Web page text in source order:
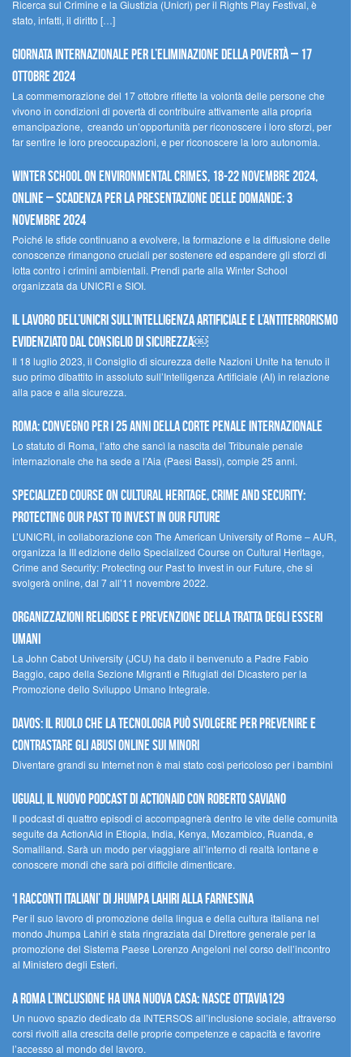
Ricerca sul Crimine e la Giustizia (Unicri) per il Rights Play Festival, è
stato, infatti, il diritto […]
Giornata internazionale per l’eliminazione della povertà – 17
ottobre 2024
La commemorazione del 17 ottobre riflette la volontà delle persone che
vivono in condizioni di povertà di contribuire attivamente alla propria
emancipazione, creando un’opportunità per riconoscere i loro sforzi, per
far sentire le loro preoccupazioni, e per riconoscere la loro autonomia.
Winter School on Environmental Crimes, 18-22 novembre 2024,
Online – Scadenza per la presentazione delle domande: 3
novembre 2024
Poiché le sfide continuano a evolvere, la formazione e la diffusione delle
conoscenze rimangono cruciali per sostenere ed espandere gli sforzi di
lotta contro i crimini ambientali. Prendi parte alla Winter School
organizzata da UNICRI e SIOI.
Il lavoro dell’UNICRI sull’intelligenza artificiale e l’antiterrorismo
evidenziato dal Consiglio di Sicurezza￼
Il 18 luglio 2023, il Consiglio di sicurezza delle Nazioni Unite ha tenuto il
suo primo dibattito in assoluto sull’Intelligenza Artificiale (AI) in relazione
alla pace e alla sicurezza.
Roma: convegno per i 25 anni della Corte penale internazionale
Lo statuto di Roma, l’atto che sancì la nascita del Tribunale penale
internazionale che ha sede a l’Aia (Paesi Bassi), compie 25 anni.
Specialized Course on Cultural Heritage, Crime and Security:
Protecting our Past to Invest in our Future
L’UNICRI, in collaborazione con The American University of Rome – AUR,
organizza la III edizione dello Specialized Course on Cultural Heritage,
Crime and Security: Protecting our Past to Invest in our Future, che si
svolgerà online, dal 7 all’11 novembre 2022.
Organizzazioni religiose e prevenzione della tratta degli esseri
umani
La John Cabot University (JCU) ha dato il benvenuto a Padre Fabio
Baggio, capo della Sezione Migranti e Rifugiati del Dicastero per la
Promozione dello Sviluppo Umano Integrale.
Davos: il ruolo che la tecnologia può svolgere per prevenire e
contrastare gli abusi online sui minori
Diventare grandi su Internet non è mai stato così pericoloso per i bambini
UGUALI, il nuovo podcast di ACTIONAID con Roberto Saviano
Il podcast di quattro episodi ci accompagnerà dentro le vite delle comunità
seguite da ActionAid in Etiopia, India, Kenya, Mozambico, Ruanda, e
Somaliland. Sarà un modo per viaggiare all’interno di realtà lontane e
conoscere mondi che sarà poi difficile dimenticare.
‘I racconti italiani’ di Jhumpa Lahiri alla Farnesina
Per il suo lavoro di promozione della lingua e della cultura italiana nel
mondo Jhumpa Lahiri è stata ringraziata dal Direttore generale per la
promozione del Sistema Paese Lorenzo Angeloni nel corso dell’incontro
al Ministero degli Esteri.
A Roma l’inclusione ha una nuova casa: nasce Ottavia129
Un nuovo spazio dedicato da INTERSOS all’inclusione sociale, attraverso
corsi rivolti alla crescita delle proprie competenze e capacità e favorire
l’accesso al mondo del lavoro.